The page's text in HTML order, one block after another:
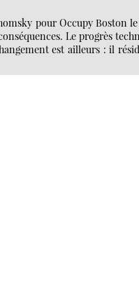
pour Occupy Boston
Le progrès
est ailleurs : il